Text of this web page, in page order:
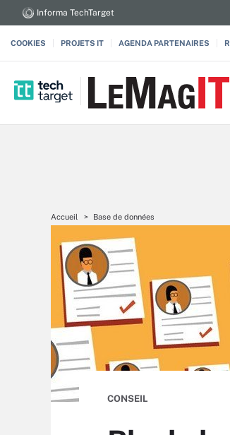
Informa TechTarget
COOKIES PROJETS IT AGENDA PARTENAIRES
Accueil Base de données
CONSEIL